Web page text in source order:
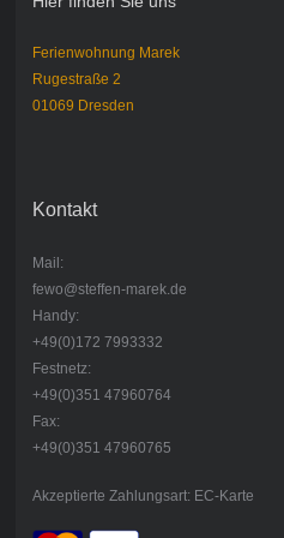
Ferienwohnung Marek
Rugestraße 2
01069 Dresden
Kontakt
Mail:
fewo@steffen-marek.de
Handy:
+49(0)172 7993332
Festnetz:
+49(0)351 47960764
Fax:
+49(0)351 47960765
Akzeptierte Zahlungsart: EC-Karte